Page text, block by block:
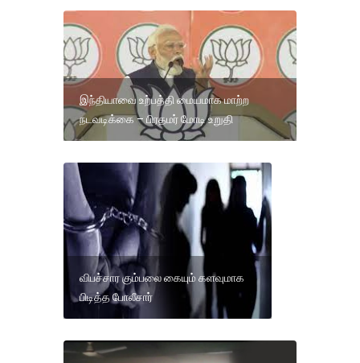
இந்தியாவை உற்பத்தி மையமாக மாற்ற
நடவடிக்கை – பிரதமர் மோடி உறுதி
விபச்சார கும்பலை கையும் களவுமாக
பிடித்த போலீசார்